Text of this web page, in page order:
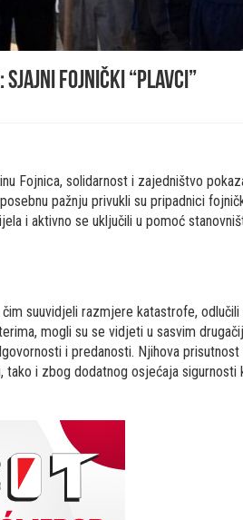
Sjajni fojnički “plavci”
Fojnica, solidarnost i zajedništvo
pažnju privukli su pripadnici
i aktivno se uključili u pomoć
suuvidjeli razmjere katastrofe, odlučili
mogli su se vidjeti u sasvim
i predanosti. Njihova prisutnost
i zbog dodatnog osjećaja sigurnosti